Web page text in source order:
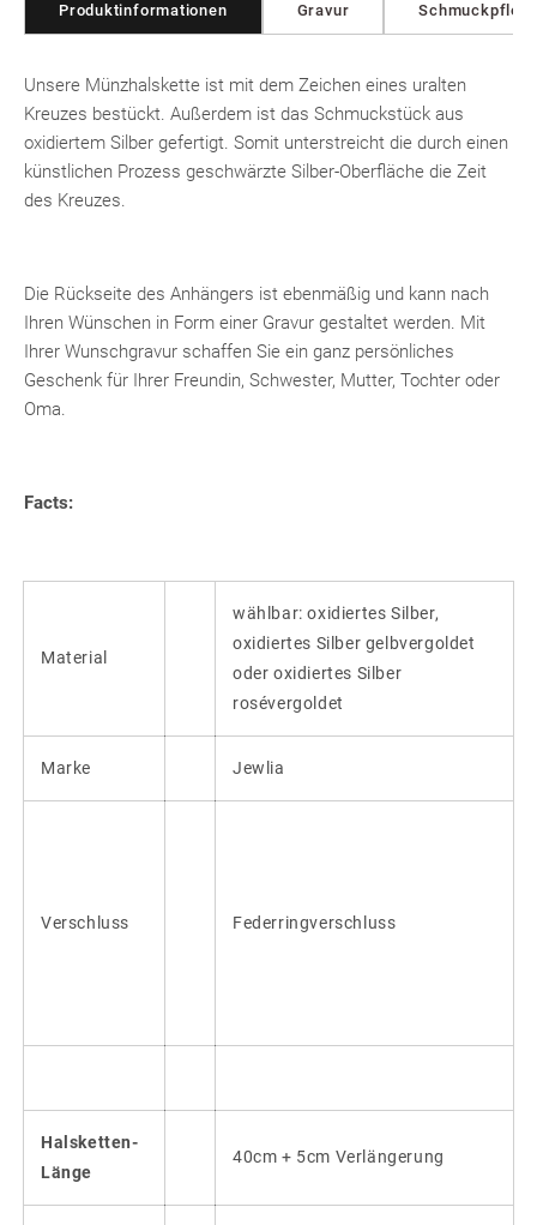
Produktinformationen Gravur
Unsere Münzhalskette ist mit dem Zeichen eines uralten
Kreuzes bestückt. Außerdem ist das Schmuckstück aus
oxidiertem Silber gefertigt. Somit unterstreicht die durch einen
künstlichen Prozess geschwärzte Silber-Oberfläche die Zeit
des Kreuzes.
Die Rückseite des Anhängers ist ebenmäßig und kann nach
Ihren Wünschen in Form einer Gravur gestaltet werden. Mit
Ihrer Wunschgravur schaffen Sie ein ganz persönliches
Geschenk für Ihrer Freundin, Schwester, Mutter, Tochter oder
Oma.
Facts:
Material
wählbar: oxidiertes Silber,
oxidiertes Silber gelbvergoldet
oder oxidiertes Silber
rosévergoldet
Marke Jewlia
Verschluss Federringverschluss
Halsketten-
Länge
40cm + 5cm Verlängerung